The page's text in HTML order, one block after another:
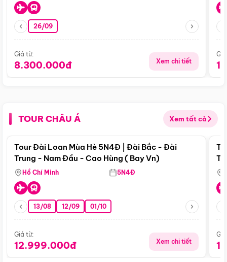
26/09
Giá từ:
8.300.000đ Xem chi tiết
TOUR CHÂU Á Xem tất cả
Điểm nổi bật
Tour Đài Loan Mùa Hè 5N4Đ | Đài Bắc - Đài
Trung - Nam Đầu - Cao Hùng ( Bay Vn)
Hồ Chí Minh 5N4Đ
13/08 12/09 01/10
Giá từ:
12.999.000đ Xem chi tiết